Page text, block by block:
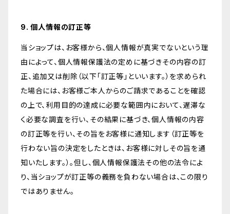
9. 個人情報の訂正等
当ショップは、お客様から、個人情報が真実でないという理
由によって、個人情報保護法の定めに基づきその内容の訂
正、追加又は削除（以下「訂正等」といいます。）を求められ
た場合には、お客様ご本人からのご請求であることを確認
の上で、利用目的の達成に必要な範囲内において、遅滞な
く必要な調査を行い、その結果に基づき、個人情報の内容
の訂正等を行い、その旨をお客様に通知します（訂正等を
行わない旨の決定をしたときは、お客様に対しその旨を通
知いたします。）。但し、個人情報保護法その他の法令によ
り、当ショップが訂正等の義務を負わない場合は、この限り
ではありません。